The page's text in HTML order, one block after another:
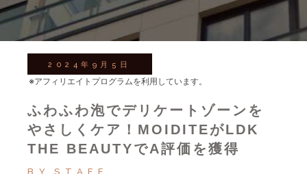
2024年9月5日
ふわふわ泡でデリケートゾーンを
やさしくケア！MOIDITEがLDK
THE BEAUTYでA評価を獲得
BY
STAFF
※アフィリエイトプログラムを利用しています。